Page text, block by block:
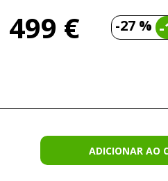
499 € -27 %
ADICIONAR AO